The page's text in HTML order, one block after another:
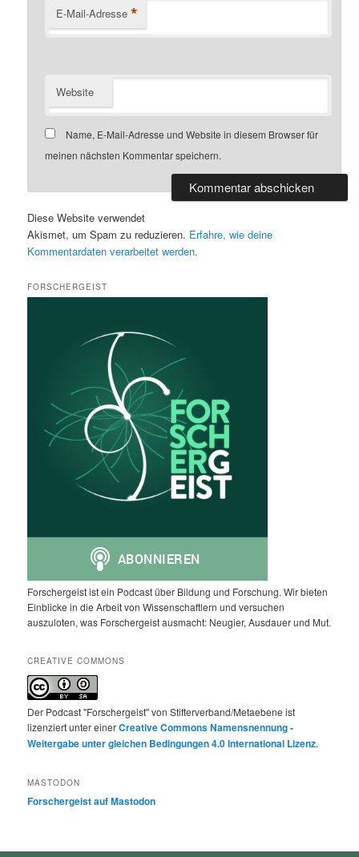
E-Mail-Adresse *
Website
Name, E-Mail-Adresse und Website in diesem Browser für
meinen nächsten Kommentar speichern.
Diese Website verwendet
Akismet, um Spam zu reduzieren. Erfahre, wie deine
Kommentardaten verarbeitet werden.
FORSCHERGEIST
Forschergeist ist ein Podcast über Bildung und Forschung. Wir bieten
Einblicke in die Arbeit von Wissenschaftlern und versuchen
auszuloten, was Forschergeist ausmacht: Neugier, Ausdauer und Mut.
CREATIVE COMMONS
Der Podcast "Forschergeist" von Stifterverband/Metaebene ist
lizenziert unter einerCreative Commons Namensnennung -
Weitergabe unter gleichen Bedingungen 4.0 International Lizenz.
MASTODON
Forschergeist auf Mastodon